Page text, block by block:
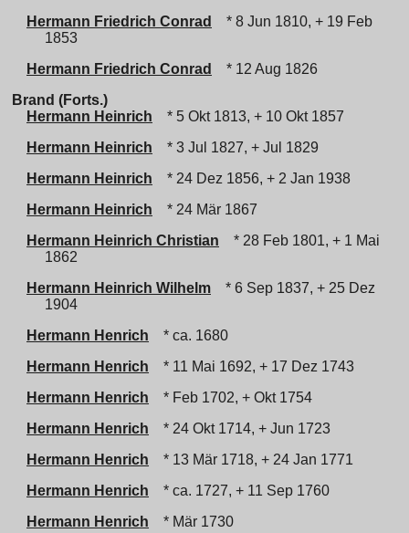
Hermann Friedrich Conrad
* 8 Jun 1810, + 19 Feb
1853
Hermann Friedrich Conrad
* 12 Aug 1826
Brand (Forts.)
Hermann Heinrich
* 5 Okt 1813, + 10 Okt 1857
Hermann Heinrich
* 3 Jul 1827, + Jul 1829
Hermann Heinrich
* 24 Dez 1856, + 2 Jan 1938
Hermann Heinrich
* 24 Mär 1867
Hermann Heinrich Christian
* 28 Feb 1801, + 1 Mai
1862
Hermann Heinrich Wilhelm
* 6 Sep 1837, + 25 Dez
1904
Hermann Henrich
* ca. 1680
Hermann Henrich
* 11 Mai 1692, + 17 Dez 1743
Hermann Henrich
* Feb 1702, + Okt 1754
Hermann Henrich
* 24 Okt 1714, + Jun 1723
Hermann Henrich
* 13 Mär 1718, + 24 Jan 1771
Hermann Henrich
* ca. 1727, + 11 Sep 1760
Hermann Henrich
* Mär 1730